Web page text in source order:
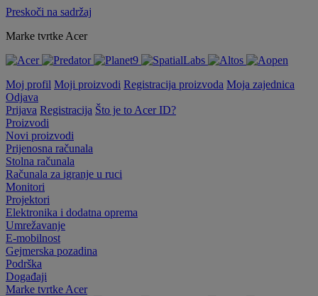
Preskoči na sadržaj
Marke tvrtke Acer
Moj profil Moji proizvodi Registracija proizvoda Moja zajednica
Odjava
Prijava Registracija Što je to Acer ID?
Proizvodi
Novi proizvodi
Prijenosna računala
Stolna računala
Računala za igranje u ruci
Monitori
Projektori
Elektronika i dodatna oprema
Umrežavanje
E-mobilnost
Gejmerska pozadina
Podrška
Događaji
Marke tvrtke Acer